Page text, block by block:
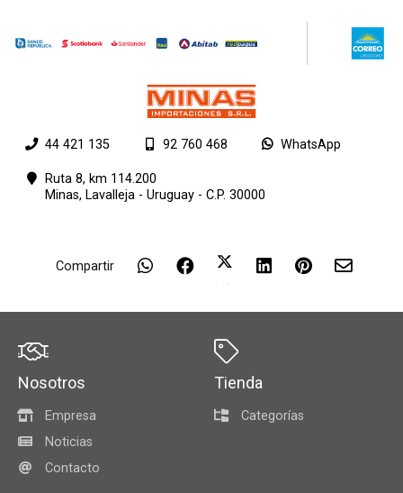
44 421 135 92 760 468 WhatsApp
Ruta 8, km 114.200
Minas, Lavalleja - Uruguay - C.P. 30000
Compartir
Nosotros
Empresa
Noticias
Contacto
Tienda
Categorías